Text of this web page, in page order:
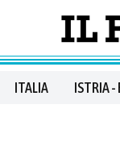
ITALIA ISTRIA -